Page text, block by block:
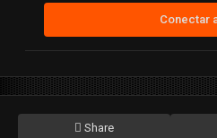
Conectar
Share